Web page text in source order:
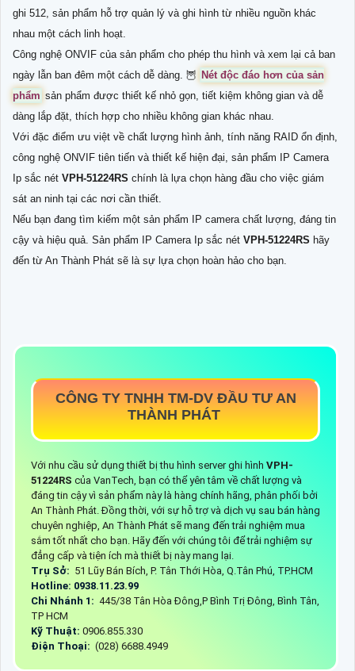
ghi 512, sản phẩm hỗ trợ quản lý và ghi hình từ nhiều nguồn khác
nhau một cách linh hoạt.
Công nghệ ONVIF của sản phẩm cho phép thu hình và xem lại cả ban
ngày lẫn ban đêm một cách dễ dàng. 🦉 Nét độc đáo hơn của sản
phẩm sản phẩm được thiết kế nhỏ gọn, tiết kiệm không gian và dễ
dàng lắp đặt, thích hợp cho nhiều không gian khác nhau.
Với đặc điểm ưu việt về chất lượng hình ảnh, tính năng RAID ổn định,
công nghệ ONVIF tiên tiến và thiết kế hiện đại, sản phẩm IP Camera
Ip sắc nét VPH-51224RS chính là lựa chọn hàng đầu cho việc giám
sát an ninh tại các nơi cần thiết.
Nếu bạn đang tìm kiếm một sản phẩm IP camera chất lượng, đáng tin
cậy và hiệu quả. Sản phẩm IP Camera Ip sắc nét VPH-51224RS hãy
đến từ An Thành Phát sẽ là sự lựa chọn hoàn hảo cho bạn.
CÔNG TY TNHH TM-DV ĐẦU TƯ AN
THÀNH PHÁT
Với nhu cầu sử dụng thiết bị thu hình server ghi hình VPH-
51224RS của VanTech, bạn có thể yên tâm về chất lượng và
đáng tin cậy vì sản phẩm này là hàng chính hãng, phân phối bởi
An Thành Phát. Đồng thời, với sự hỗ trợ và dịch vụ sau bán hàng
chuyên nghiệp, An Thành Phát sẽ mang đến trải nghiệm mua
sắm tốt nhất cho bạn. Hãy đến với chúng tôi để trải nghiệm sự
đẳng cấp và tiện ích mà thiết bị này mang lại.
Trụ Sở: 51 Lũy Bán Bích, P. Tân Thới Hòa, Q.Tân Phú, TP.HCM
Hotline: 0938.11.23.99
Chi Nhánh 1: 445/38 Tân Hòa Đông,P Bình Trị Đông, Bình Tân,
TP HCM
Kỹ Thuật: 0906.855.330
Điện Thoại: (028) 6688.4949